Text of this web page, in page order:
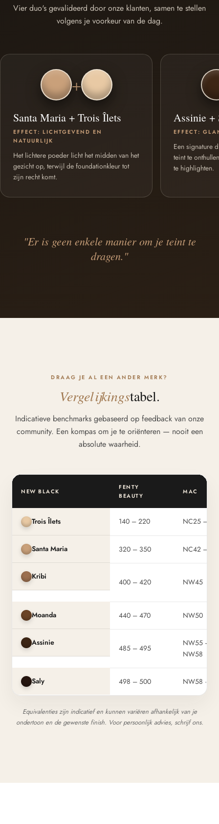
Vier duo's gevalideerd door onze klanten, samen te stellen
volgens je voorkeur van de dag.
+
Santa Maria + Trois Îlets
EFFECT: LICHTGEVEND EN
NATUURLIJK
Het lichtere poeder licht het midden van het
gezicht op, terwijl de foundationkleur tot
zijn recht komt.
Assinie +
EFFECT:
Een signature
teint te
te highlighten.
"Er is geen enkele manier om je teint te
dragen."
DRAAG JE AL EEN ANDER MERK?
Vergelijkingstabel.
Indicatieve benchmarks gebaseerd op feedback van onze
community. Een kompas om je te oriënteren — nooit een
absolute waarheid.
NEW BLACK
FENTY
BEAUTY
MAC
Trois Îlets 140 – 220 NC25 –
Santa Maria 320 – 350 NC42 –
Kribi
400 – 420 NW45
Moanda 440 – 470 NW50
Assinie
485 – 495
NW55 –
NW58
Saly 498 – 500 NW58 ·
Equivalenties zijn indicatief en kunnen variëren afhankelijk van je
ondertoon en de gewenste finish. Voor persoonlijk advies, schrijf ons.